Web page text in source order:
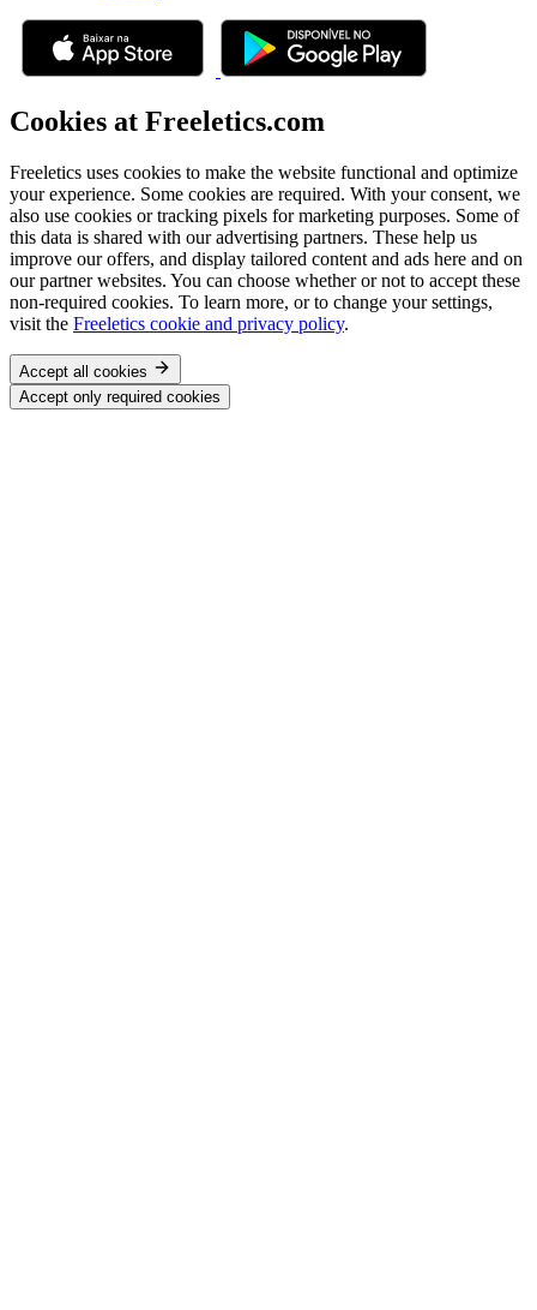
Cookies at Freeletics.com
Freeletics uses cookies to make the website functional and optimize
your experience. Some cookies are required. With your consent, we
also use cookies or tracking pixels for marketing purposes. Some of
this data is shared with our advertising partners. These help us
improve our offers, and display tailored content and ads here and on
our partner websites. You can choose whether or not to accept these
non-required cookies. To learn more, or to change your settings,
visit the Freeletics cookie and privacy policy.
Accept all cookies
Accept only required cookies